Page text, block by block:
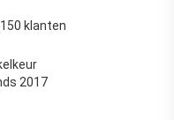
klanten
2017